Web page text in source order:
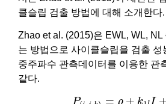
클슬립 검출 방법에 대해 소개한다.
Zhao et al. (2015)은 EWL, WL,
는 방법으로 사이클슬립을 검출
중주파수 관측데이터를 이용한 관
같다.
P = ρ + k I
P k 1 +ϵ P